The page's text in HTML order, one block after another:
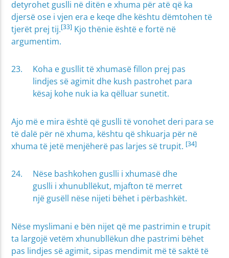
detyrohet guslli në ditën e xhuma për atë që ka
djersë ose i vjen era e keqe dhe kështu dëmtohen të
tjerët prej tij.[33] Kjo thënie është e fortë në
argumentim.
Koha e gusllit të xhumasë fillon prej pas
lindjes së agimit dhe kush pastrohet para
kësaj kohe nuk ia ka qëlluar sunetit.
Ajo më e mira është që guslli të vonohet deri para se
të dalë për në xhuma, kështu që shkuarja për në
xhuma të jetë menjëherë pas larjes së trupit. [34]
Nëse bashkohen guslli i xhumasë dhe
guslli i xhunubllëkut, mjafton të merret
një gusëll nëse nijeti bëhet i përbashkët.
Nëse myslimani e bën nijet që me pastrimin e trupit
ta largojë vetëm xhunubllëkun dhe pastrimi bëhet
pas lindjes së agimit, sipas mendimit më të saktë të